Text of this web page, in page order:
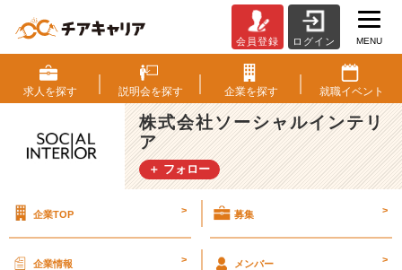
ッ
ド
の
体
験
会】
リ
な
会員登録 ログイン MENU
求人を探す 説明会を探す 企業を探す 就職イベント
株式会社ソーシャルインテリ
ア
＋ フォロー
企業TOP > 募集 >
企業情報 > メンバー >